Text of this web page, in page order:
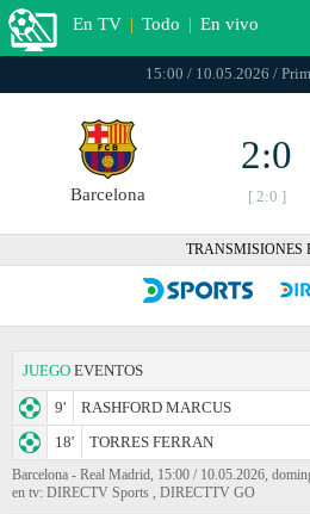
En TV | Todo | En vivo
15:00 / 10.05.2026 /
Barcelona
2:0
[ 2:0 ]
TRANSMISIONES
JUEGO EVENTOS
9'
RASHFORD MARCUS
18'
TORRES FERRAN
Barcelona - Real Madrid, 15:00 / 10.05.2026,
en tv: DIRECTV Sports , DIRECTTV GO